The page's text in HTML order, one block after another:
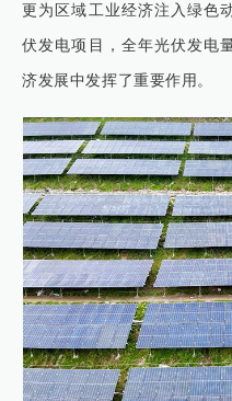
更为区域工业经济注入绿色
伏发电项目，全年光伏发电
济发展中发挥了重要作用。